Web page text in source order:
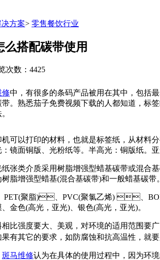
方案> 零售餐饮行业
搭配碳带使用
数：4425
修中，有很多的条码产品被用在其中，包
带。熟悉茄子免费视频下载的人都知道，
以打印的材料，也就是标签纸，从材料分
：镜面铜版、光粉纸等。半高光：铜版纸
类介质采用树脂增强型蜡基碳带或混合基碳带
增强型蜡基(混合基碳带)和一般蜡基碳带
： PET(聚脂)、PVC(聚氯乙烯) 
、金色(高光，亚光)、银色(高光，亚光)。
度要大、美观，对环境的适用范围要
，如果有其它的要求，如防腐蚀和抗高温性
斑马维修认为在具体的使用过程中，因为环境